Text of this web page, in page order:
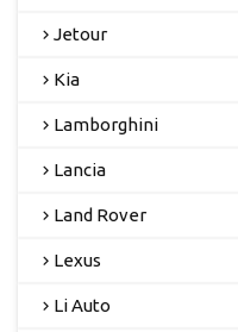
Jetour
Kia
Lamborghini
Lancia
Land Rover
Lexus
Li Auto